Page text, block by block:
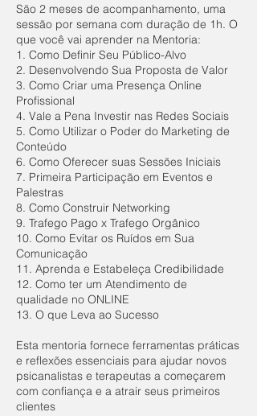
São 2 meses de acompanhamento, uma
sessão por semana com duração de 1h. O
que você vai aprender na Mentoria:
1. Como Definir Seu Público-Alvo
2. Desenvolvendo Sua Proposta de Valor
3. Como Criar uma Presença Online
Profissional
4. Vale a Pena Investir nas Redes Sociais
5. Como Utilizar o Poder do Marketing de
Conteúdo
6. Como Oferecer suas Sessões Iniciais
7. Primeira Participação em Eventos e
Palestras
8. Como Construir Networking
9. Trafego Pago x Trafego Orgânico
10. Como Evitar os Ruídos em Sua
Comunicação
11. Aprenda e Estabeleça Credibilidade
12. Como ter um Atendimento de
qualidade no ONLINE
13. O que Leva ao Sucesso
Esta mentoria fornece ferramentas práticas
e reflexões essenciais para ajudar novos
psicanalistas e terapeutas a começarem
com confiança e a atrair seus primeiros
clientes